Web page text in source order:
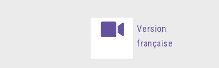
Version
française